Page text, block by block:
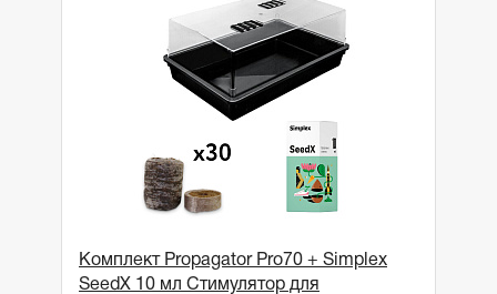
Комплект Propagator Pro70 + Simplex
SeedX 10 мл Стимулятор для